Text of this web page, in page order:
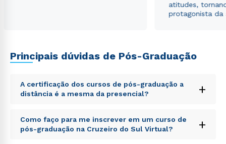
atitudes,
protagonista da
Principais dúvidas de Pós-Graduação
A certificação dos cursos de pós-graduação a
distância é a mesma da presencial?
+
Sed ut perspiciatis unde omnis iste natus error sit
voluptatem accusantium doloremque laudantium,
totam rem aperiam, eaque ipsa quae ab illo inventore
Como faço para me inscrever em um curso de
pós-graduação na Cruzeiro do Sul Virtual?
+